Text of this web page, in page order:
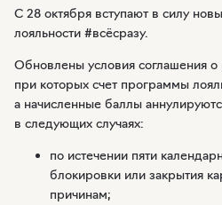
С 28 октября вступают в силу
лояльности #всёсразу.
Обновлены условия соглашения
при которых счет программы
а начисленные баллы
в следующих случаях:
по истечении пяти
блокировки или закрытия
причинам;